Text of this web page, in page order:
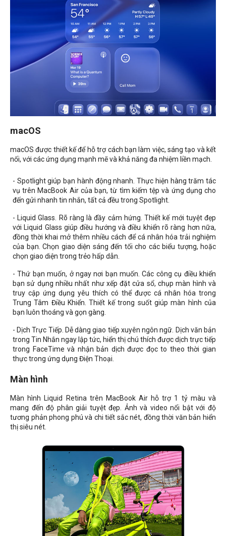
macOS
macOS được thiết kế để hỗ trợ cách bạn làm việc, sáng tạo và kết
nối, với các ứng dụng mạnh mẽ và khả năng đa nhiệm liền mạch.
- Spotlight giúp bạn hành động nhanh. Thực hiện hàng trăm tác
vụ trên MacBook Air của bạn, từ tìm kiếm tệp và ứng dụng cho
đến gửi nhanh tin nhắn, tất cả đều trong Spotlight.
- Liquid Glass. Rõ ràng là đầy cảm hứng. Thiết kế mới tuyệt đẹp
với Liquid Glass giúp điều hướng và điều khiển rõ ràng hơn nữa,
đồng thời khai mở thêm nhiều cách để cá nhân hóa trải nghiệm
của bạn. Chọn giao diện sáng đến tối cho các biểu tượng, hoặc
chọn giao diện trong trẻo hấp dẫn.
- Thứ bạn muốn, ở ngay nơi bạn muốn. Các công cụ điều khiển
bạn sử dụng nhiều nhất như xếp đặt cửa sổ, chụp màn hình và
truy cập ứng dụng yêu thích có thể được cá nhân hóa trong
Trung Tâm Điều Khiển. Thiết kế trong suốt giúp màn hình của
bạn luôn thoáng và gọn gàng.
- Dịch Trực Tiếp. Dễ dàng giao tiếp xuyên ngôn ngữ. Dịch văn bản
trong Tin Nhắn ngay lập tức, hiển thị chú thích được dịch trực tiếp
trong FaceTime và nhận bản dịch được đọc to theo thời gian
thực trong ứng dụng Điện Thoại.
Màn hình
Màn hình Liquid Retina trên MacBook Air hỗ trợ 1 tỷ màu và
mang đến độ phân giải tuyệt đẹp. Ảnh và video nổi bật với độ
tương phản phong phú và chi tiết sắc nét, đồng thời văn bản hiển
thị siêu nét.